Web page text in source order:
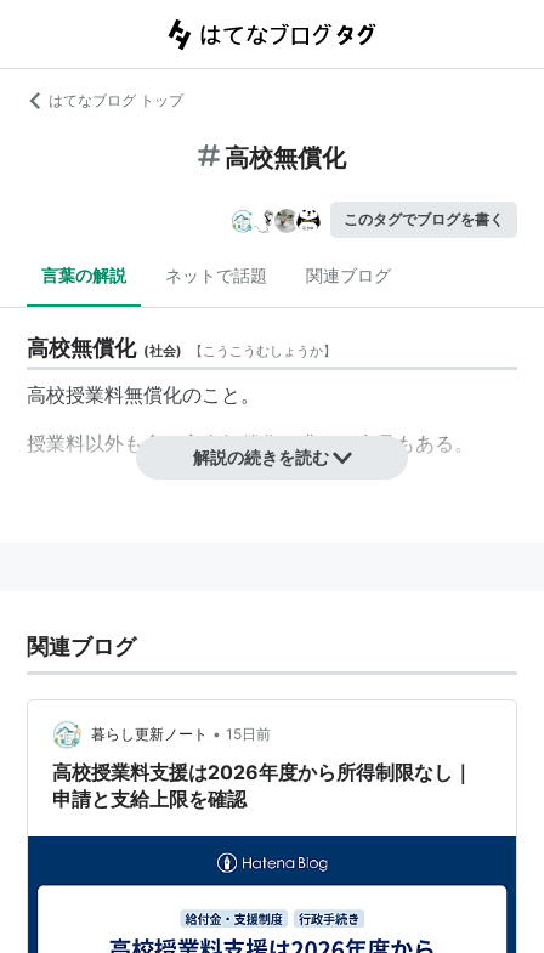
はてなブログ トップ
高校無償化
このタグでブログを書く
言葉の解説 ネットで話題 関連ブログ
高校無償化 (社会) 【こうこうむしょうか】
高校授業料無償化のこと。
授業料以外も含む完全無償化を求める意見もある。
解説の続きを読む
関連ブログ
暮らし更新ノート • 15日前
高校授業料支援は2026年度から所得制限なし｜
申請と支給上限を確認